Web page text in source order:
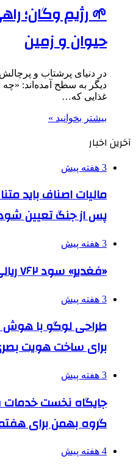
🌱 رژیم وگان؛
حیوان و زمین
در دنیای پرشتاب و پرچالش
دیگر به سطح آمده‌اند:
غذایی که…
بیشتر بخوانید »
آخرین اخبار
3 هفته پیش
مالیات اصناف باید
پس از جنگ تعیین
3 هفته پیش
«فغدیر» سود ۷۶۲ ریالی تقسیم کرد
3 هفته پیش
طراحی لوگو با هوش
برای ساخت هویت
3 هفته پیش
جایگاه نخست
گروه بهمن برای
4 هفته پیش